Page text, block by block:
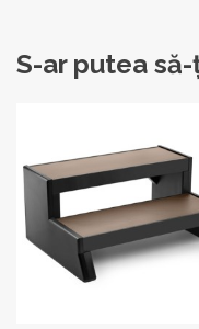
S-ar putea
mai
multe
variații.
Opțiunile